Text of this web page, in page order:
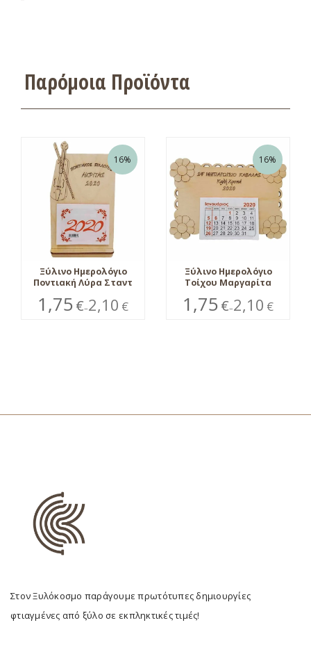
Παρόμοια Προϊόντα
16%
Ξύλινο Ημερολόγιο
Ποντιακή Λύρα Σταντ
1,75 €–2,10 €
16%
Ξύλινο Ημερολόγιο
Τοίχου Μαργαρίτα
1,75 €–2,10 €
Στον Ξυλόκοσμο παράγουμε πρωτότυπες δημιουργίες
φτιαγμένες από ξύλο σε εκπληκτικές τιμές!